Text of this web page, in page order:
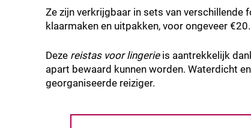
Ze zijn verkrijgbaar in sets van verschillende
klaarmaken en uitpakken, voor ongeveer €20.
Deze reistas voor lingerieis aantrekkelijk
apart bewaard kunnen worden. Waterdicht
georganiseerde reiziger.